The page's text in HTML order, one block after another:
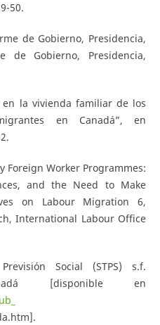
50.
de Gobierno, Presidencia,
de Gobierno, Presidencia,
en la vivienda familiar de los
en Canadá”, en
Foreign Worker Programmes:
and the Need to Make
on Labour Migration 6,
International Labour Office
Social (STPS) s.f.
[disponible en